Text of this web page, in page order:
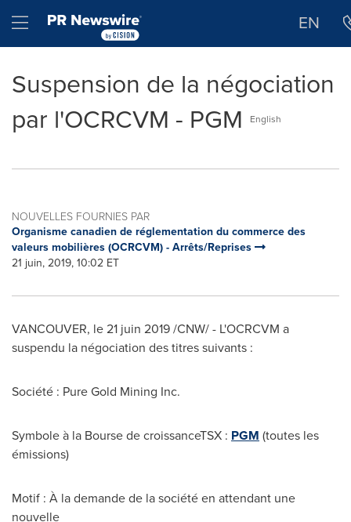
Hamburger menu EN
Suspension de la négociation
par l'OCRCVM - PGM
English
NOUVELLES FOURNIES PAR
Organisme canadien de réglementation du commerce des
valeurs mobilières (OCRCVM) - Arrêts/Reprises
21 juin, 2019, 10:02 ET
VANCOUVER, le 21 juin 2019 /CNW/ - L'OCRCVM a
suspendu la négociation des titres suivants :
Société : Pure Gold Mining Inc.
Symbole à la Bourse de croissanceTSX : PGM (toutes les
émissions)
Motif : À la demande de la société en attendant une
nouvelle